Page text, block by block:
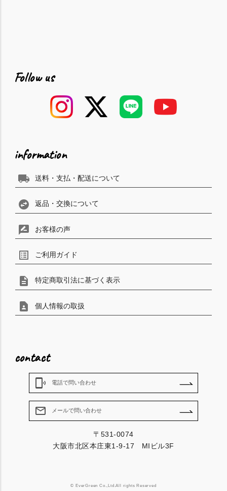
Follow us
information
local_shipping 送料・支払・配送について
swap_horizontal_circle 返品・交換について
rate_review お客様の声
list_alt ご利用ガイド
description 特定商取引法に基づく表示
contact_page 個人情報の取扱
contact
phonelink_ring 電話で問い合わせ
mail_outline メールで問い合わせ
〒531-0074
大阪市北区本庄東1-9-17 MIビル3F
© EverGreen Co.,Ltd.All rights Reserved